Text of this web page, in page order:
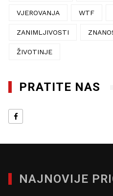
VJEROVANJA WTF
ZANIMLJIVOSTI
ŽIVOTINJE
PRATITE NAS
NAJNOVIJE